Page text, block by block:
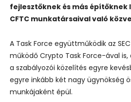
fejlesztőknek és más
CFTC munkatársaival való
A Task Force együttműködik az
működő Crypto Task Force-ával
a szabályozói közelítés egyre
egyre inkább két nagy ügynökség
munkájaként épül.